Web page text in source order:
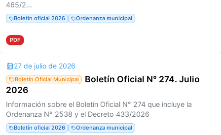
465/2...
Boletín oficial 2026 Ordenanza municipal
PDF
27 de julio de 2026
Boletín Oficial Municipal
Boletín Oficial N° 274. Julio
2026
Información sobre el Boletín Oficial N° 274 que incluye la
Ordenanza N° 2538 y el Decreto 433/2026
Boletín oficial 2026 Ordenanza municipal